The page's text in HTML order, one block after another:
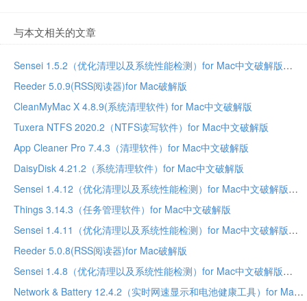
与本文相关的文章
Sensei 1.5.2（优化清理以及系统性能检测）for Mac中文破解版
Reeder 5.0.9(RSS阅读器)for Mac破解版
CleanMyMac X 4.8.9(系统清理软件) for Mac中文破解版
Tuxera NTFS 2020.2（NTFS读写软件）for Mac中文破解版
App Cleaner Pro 7.4.3（清理软件）for Mac中文破解版
DaisyDisk 4.21.2（系统清理软件）for Mac中文破解版
Sensei 1.4.12（优化清理以及系统性能检测）for Mac中文破解版
Things 3.14.3（任务管理软件）for Mac中文破解版
Sensei 1.4.11（优化清理以及系统性能检测）for Mac中文破解版
Reeder 5.0.8(RSS阅读器)for Mac破解版
Sensei 1.4.8（优化清理以及系统性能检测）for Mac中文破解版
Network & Battery 12.4.2（实时网速显示和电池健康工具）for Mac中文破解版